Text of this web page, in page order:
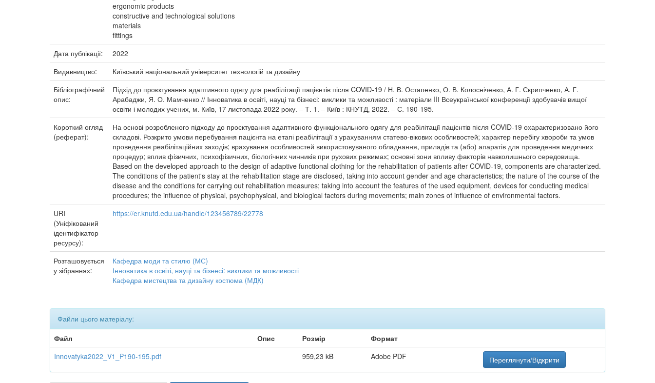
ergonomic products
constructive and technological solutions
materials
fittings
Дата публікації:
2022
Видавництво:
Київський національний університет технологій та дизайну
Бібліографічний
опис:
Підхід до проєктування адаптивного одягу для реабілітації пацієнтів після COVID-19 / Н. В. Остапенко, О. В. Колосніченко, А. Г. Скрипченко, А. Г.
Арабаджи, Я. О. Мамченко // Інноватика в освіті, науці та бізнесі: виклики та можливості : матеріали IIІ Всеукраїнської конференції здобувачів вищої
освіти і молодих учених, м. Київ, 17 листопада 2022 року. – Т. 1. – Київ : КНУТД, 2022. – С. 190-195.
Короткий огляд
(реферат):
На основі розробленого підходу до проєктування адаптивного функціонального одягу для реабілітації пацієнтів після COVID-19 охарактеризовано його
складові. Розкрито умови перебування пацієнта на етапі реабілітації з урахуванням статево-вікових особливостей; характер перебігу хвороби та умов
проведення реабілітаційних заходів; врахування особливостей використовуваного обладнання, приладів та (або) апаратів для проведення медичних
процедур; вплив фізичних, психофізичних, біологічних чинників при рухових режимах; основні зони впливу факторів навколишнього середовища.
Based on the developed approach to the design of adaptive functional clothing for the rehabilitation of patients after COVID-19, components are characterized.
The conditions of the patient's stay at the rehabilitation stage are disclosed, taking into account gender and age characteristics; the nature of the course of the
disease and the conditions for carrying out rehabilitation measures; taking into account the features of the used equipment, devices for conducting medical
procedures; the influence of physical, psychophysical, and biological factors during movements; main zones of influence of environmental factors.
URI
(Уніфікований
ідентифікатор
ресурсу):
https://er.knutd.edu.ua/handle/123456789/22778
Розташовується
у зібраннях:
Кафедра моди та стилю (МС)
Інноватика в освіті, науці та бізнесі: виклики та можливості
Кафедра мистецтва та дизайну костюма (МДК)
Файли цього матеріалу:
Файл
Опис Розмір
Формат
Innovatyka2022_V1_P190-195.pdf
959,23 kB Adobe PDF Переглянути/Відкрити